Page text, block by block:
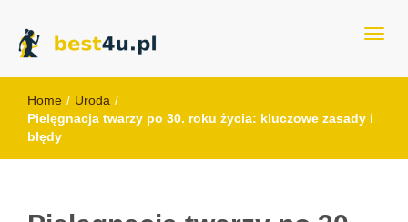
best4u.pl
Home / Uroda /
Pielęgnacja twarzy po 30. roku życia: kluczowe zasady i
błędy